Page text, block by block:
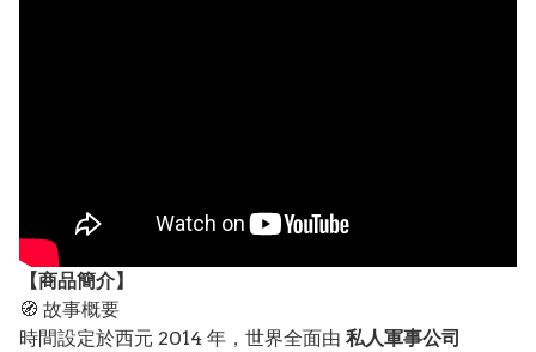
【商品簡介】
🧭 故事概要
時間設定於西元 2014 年，世界全面由 私人軍事公司